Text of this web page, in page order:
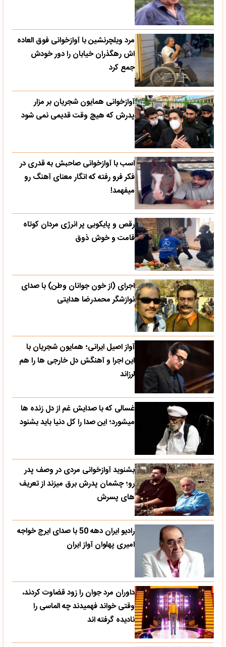
مرد ویلچرنشین با آوازخوانی فوق العاده
اش رهگذران خیابان را دور خودش
جمع کرد
آوازخوانی همایون شجریان بر مزار
پدرش که هیچ وقت قدیمی نمی شود
اسب با آوازخوانی صاحبش به قدری در
فکر فرو رفته که انگار معنای آهنگ رو
میفهمد!
رقص و پایکوبی پر انرژی مردان کوتاه
قامت و خوش ذوق
اجرای (از خون جوانان وطن) با صدای
نوازشگر محمدرضا هدایتی
آواز اصیل ایرانی؛ همایون شجریان با
این اجرا و آهنگش دل خارجی ها را هم
لرزاند
غسالی که با صدایش غم از دل زنده ها
میشورد؛ این صدا را کل دنیا باید بشنود
بشنوید آوازخوانی مردی در وصف پدر
رو؛ چشمان پدرش برق میزند از تعریف
های پسرش
رادیو ایران دهه 50 با صدای ایرج خواجه
امیری پهلوان آواز ایران
داوران مرد جوان را زود قضاوت کردند،
وقتی خواند فهمیدند چه الماسی را
نادیده گرفته اند